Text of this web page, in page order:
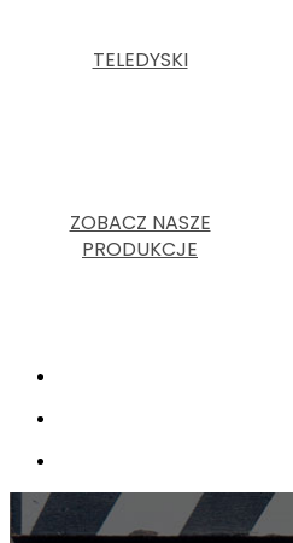
TELEDYSKI
ZOBACZ NASZE
PRODUKCJE